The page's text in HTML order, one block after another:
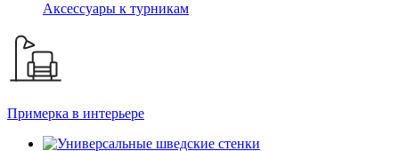
Аксессуары к турникам
Примерка в интерьере